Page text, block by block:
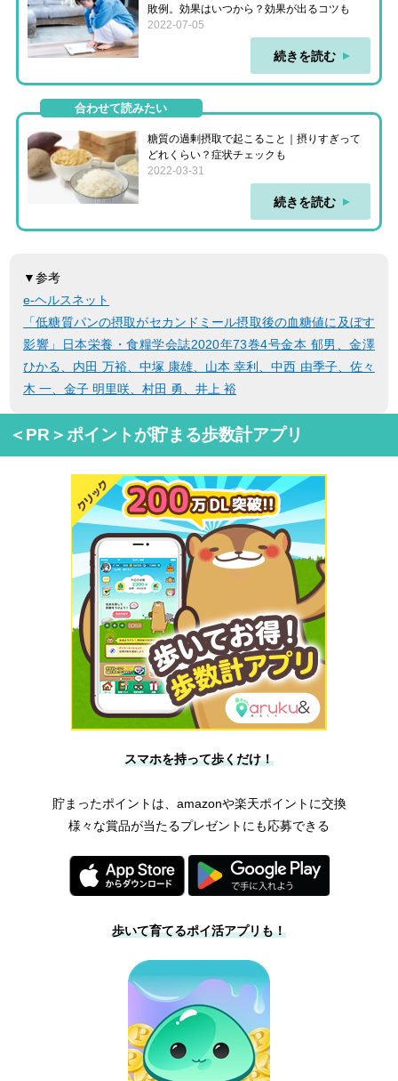
敗例。効果はいつから？効果が出るコツも
2022-07-05
続きを読む
合わせて読みたい
糖質の過剰摂取で起こること｜摂りすぎって
どれくらい？症状チェックも
2022-03-31
続きを読む
▼参考
e-ヘルスネット
「低糖質パンの摂取がセカンドミール摂取後の血糖値に及ぼす
影響」日本栄養・食糧学会誌2020年73巻4号金本 郁男、金澤
ひかる、内田 万裕、中塚 康雄、山本 幸利、中西 由季子、佐々
木 一、金子 明里咲、村田 勇、井上 裕
＜PR＞ポイントが貯まる歩数計アプリ
スマホを持って歩くだけ！
貯まったポイントは、amazonや楽天ポイントに交換
様々な賞品が当たるプレゼントにも応募できる
歩いて育てるポイ活アプリも！